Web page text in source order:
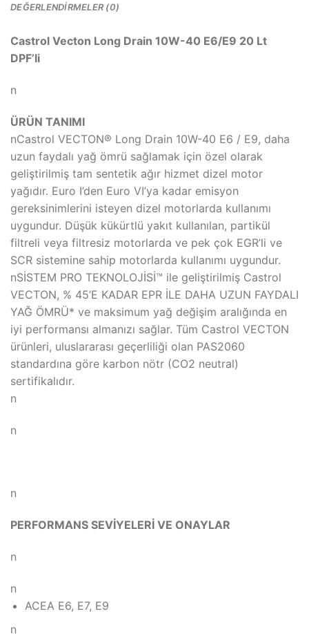
DEĞERLENDIRMELER (0)
Castrol Vecton Long Drain 10W-40 E6/E9 20 Lt
DPF’li
n
ÜRÜN TANIMI
nCastrol VECTON® Long Drain 10W-40 E6 / E9, daha
uzun faydalı yağ ömrü sağlamak için özel olarak
geliştirilmiş tam sentetik ağır hizmet dizel motor
yağıdır. Euro I’den Euro VI’ya kadar emisyon
gereksinimlerini isteyen dizel motorlarda kullanımı
uygundur. Düşük kükürtlü yakıt kullanılan, partikül
filtreli veya filtresiz motorlarda ve pek çok EGR’li ve
SCR sistemine sahip motorlarda kullanımı uygundur.
nSİSTEM PRO TEKNOLOJİSİ™ ile geliştirilmiş Castrol
VECTON, % 45’E KADAR EPR İLE DAHA UZUN FAYDALI
YAĞ ÖMRÜ* ve maksimum yağ değişim aralığında en
iyi performansı almanızı sağlar. Tüm Castrol VECTON
ürünleri, uluslararası geçerliliği olan PAS2060
standardına göre karbon nötr (CO2 neutral)
sertifikalıdır.
n
n
n
PERFORMANS SEVİYELERİ VE ONAYLAR
n
n
ACEA E6, E7, E9
n